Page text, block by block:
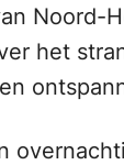
Noord-
het